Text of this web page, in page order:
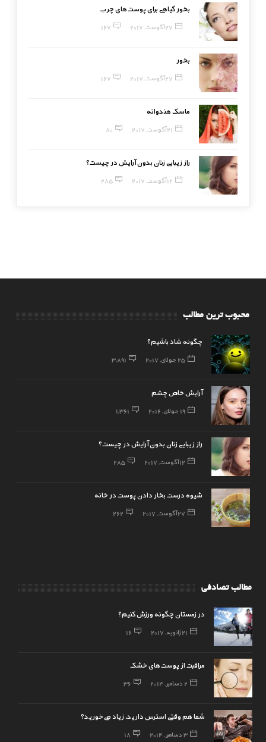
بخور گیاهی برای پوست‌های چرب
27 آگوست, 2017 167
بخور
27 آگوست, 2017 167
ماسک هندوانه
21 آگوست, 2017 80
راز زیبایی زنان بدون آرایش در چیست؟
12 آگوست, 2017 285
محبوب ترین مطالب
چگونه شاد باشیم؟
25 جولای, 2017 3,891
آرایش خاص چشم
19 جولای, 2016 1,361
راز زیبایی زنان بدون آرایش در چیست؟
12 آگوست, 2017 285
شیوه درست بخار دادن پوست در خانه
27 آگوست, 2017 262
مطالب تصادفی
در زمستان چگونه ورزش کنیم؟
21 ژانویه, 2017 16
مراقبت از پوست‌های خشک
2 دسامبر, 2014 36
شما هم وقتی استرس دارید، زیاد می‌خورید؟
3 دسامبر, 2014 18